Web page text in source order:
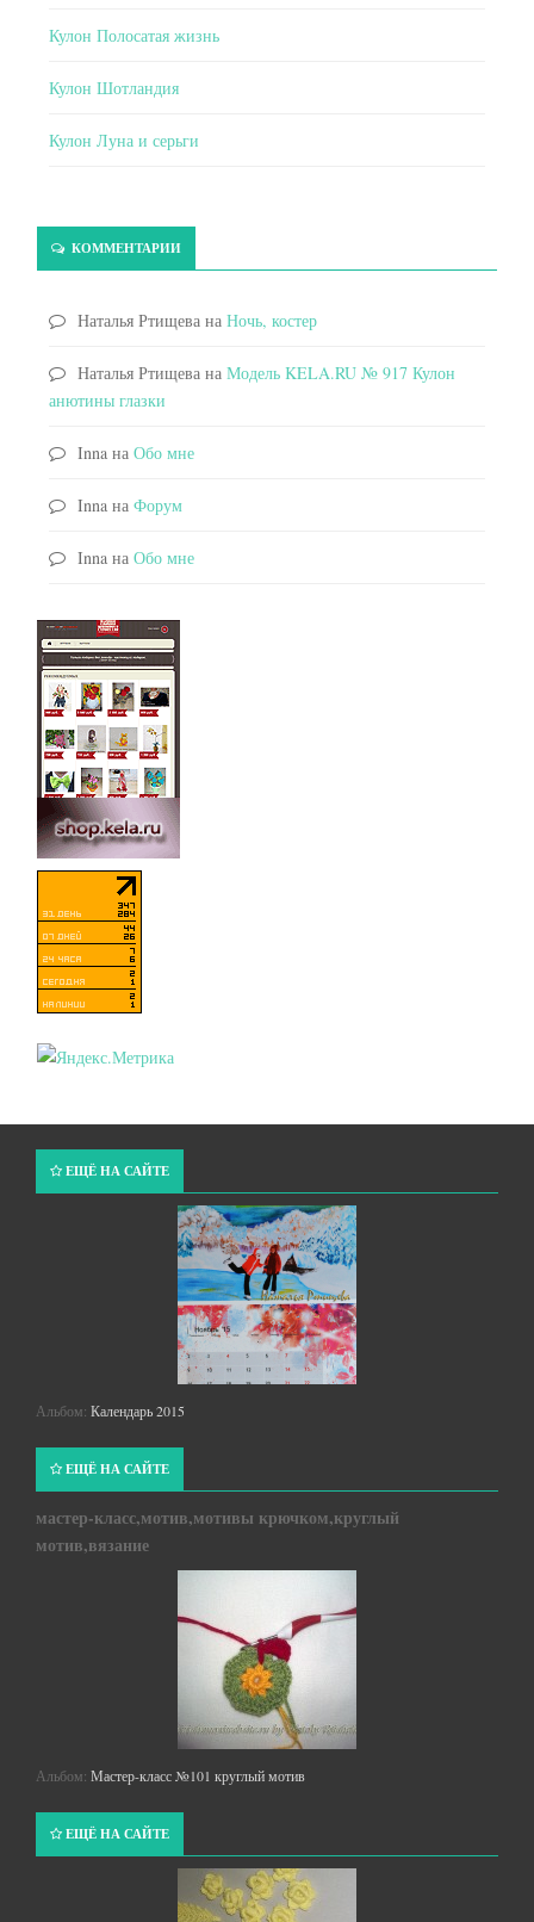
Кулон Полосатая жизнь
Кулон Шотландия
Кулон Луна и серьги
КОММЕНТАРИИ
Наталья Ртищева на Ночь, костер
Наталья Ртищева на Модель KELA.RU № 917 Кулон
анютины глазки
Inna на Обо мне
Inna на Форум
Inna на Обо мне
ЕЩЁ НА САЙТЕ
Альбом: Календарь 2015
ЕЩЁ НА САЙТЕ
мастер-класс,мотив,мотивы крючком,круглый
мотив,вязание
Альбом: Мастер-класс №101 круглый мотив
ЕЩЁ НА САЙТЕ